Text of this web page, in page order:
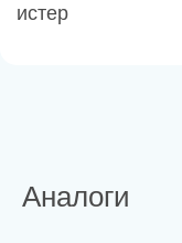
истер
Аналоги